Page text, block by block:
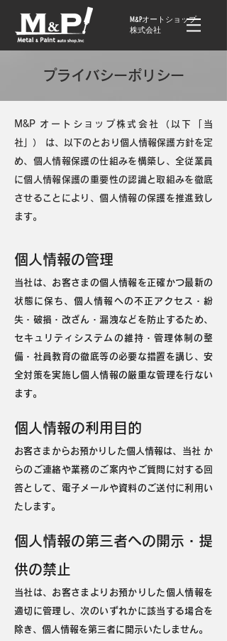
M&Pオートショップ
株式会社
プライバシーポリシー
M&P オートショップ株式会社（以下「当
社」） は、以下のとおり個人情報保護方針を定
め、個人情報保護の仕組みを構築し、全従業員
に個人情報保護の重要性の認識と取組みを徹底
させることにより、個人情報の保護を推進致し
ます。
個人情報の管理
当社は、お客さまの個人情報を正確かつ最新の
状態に保ち、個人情報への不正アクセス・紛
失・破損・改ざん・漏洩などを防止するため、
セキュリティシステムの維持・管理体制の整
備・社員教育の徹底等の必要な措置を講じ、安
全対策を実施し個人情報の厳重な管理を行ない
ます。
個人情報の利用目的
お客さまからお預かりした個人情報は、当社 か
らのご連絡や業務のご案内やご質問に対する回
答として、電子メールや資料のご送付に利用い
たします。
個人情報の第三者への開示・提
供の禁止
当社は、お客さまよりお預かりした個人情報を
適切に管理し、次のいずれかに該当する場合を
除き、個人情報を第三者に開示いたしません。